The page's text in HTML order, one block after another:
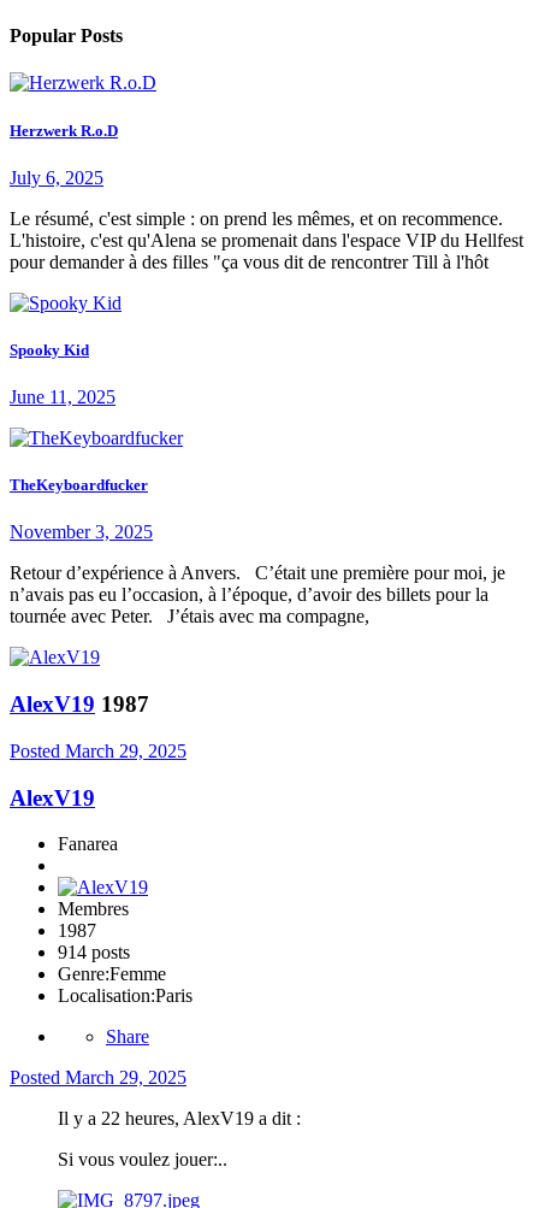
Popular Posts
Herzwerk R.o.D
July 6, 2025
Le résumé, c'est simple : on prend les mêmes, et on recommence.
L'histoire, c'est qu'Alena se promenait dans l'espace VIP du Hellfest
pour demander à des filles "ça vous dit de rencontrer Till à l'hôt
Spooky Kid
June 11, 2025
TheKeyboardfucker
November 3, 2025
Retour d’expérience à Anvers. C’était une première pour moi, je
n’avais pas eu l’occasion, à l’époque, d’avoir des billets pour la
tournée avec Peter. J’étais avec ma compagne,
AlexV19 1987
Posted March 29, 2025
AlexV19
Fanarea
Membres
1987
914 posts
Genre:Femme
Localisation:Paris
Share
Posted March 29, 2025
Il y a 22 heures, AlexV19 a dit :
Si vous voulez jouer:..